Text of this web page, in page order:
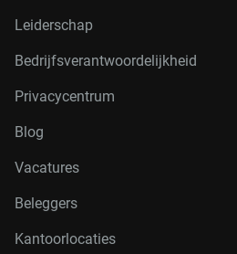
Leiderschap
Bedrijfsverantwoordelijkheid
Privacycentrum
Blog
Vacatures
Beleggers
Kantoorlocaties